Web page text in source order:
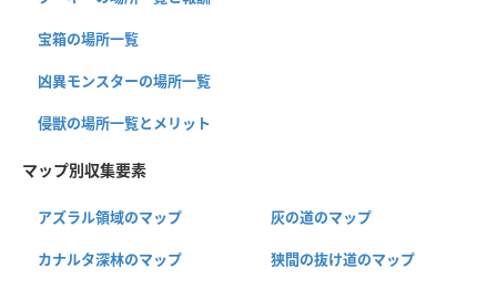
宝箱の場所一覧
凶異モンスターの場所一覧
侵獣の場所一覧とメリット
マップ別収集要素
アズラル領域のマップ 灰の道のマップ
カナルタ深林のマップ 狭間の抜け道のマップ